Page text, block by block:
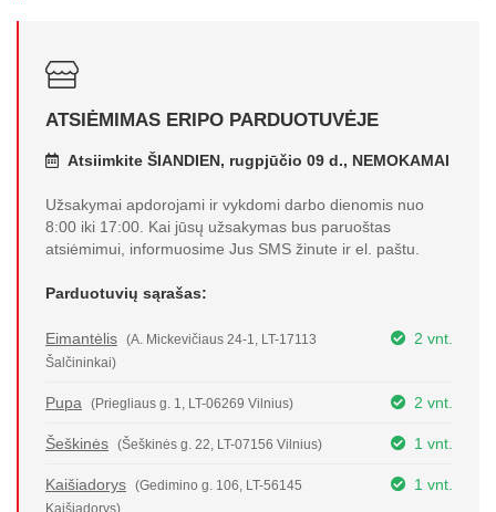
ATSIĖMIMAS ERIPO PARDUOTUVĖJE
Atsiimkite ŠIANDIEN, rugpjūčio 09 d., NEMOKAMAI
Užsakymai apdorojami ir vykdomi darbo dienomis nuo
8:00 iki 17:00. Kai jūsų užsakymas bus paruoštas
atsiėmimui, informuosime Jus SMS žinute ir el. paštu.
Parduotuvių sąrašas:
Eimantėlis
(A. Mickevičiaus 24-1, LT-17113
Šalčininkai)
2 vnt.
Pupa (Priegliaus g. 1, LT-06269 Vilnius) 2 vnt.
Šeškinės (Šeškinės g. 22, LT-07156 Vilnius) 1 vnt.
Kaišiadorys
(Gedimino g. 106, LT-56145
Kaišiadorys)
1 vnt.